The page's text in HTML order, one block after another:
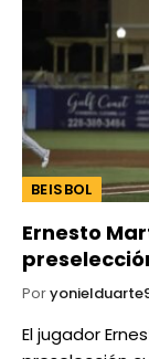
BEISBOL
Ernesto
Por
El jugador